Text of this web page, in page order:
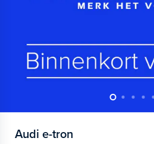
Audi e-tron